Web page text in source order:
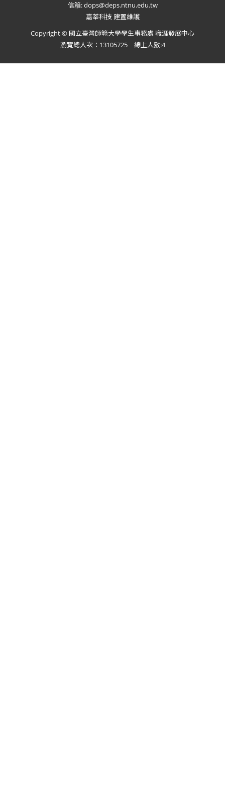
信箱: dops@deps.ntnu.edu.tw
嘉莘科技 建置維護
Copyright © 國立臺灣師範大學學生事務處 職涯發展中心
瀏覽總人次：13105725 線上人數:4